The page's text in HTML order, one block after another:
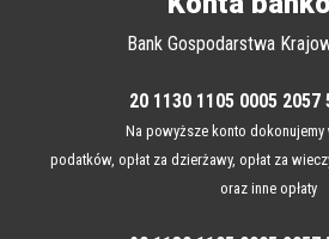
Konta
Bank Gospodarstwa
Na powyższe konto dokonujemy
podatków, opłat za dzierżawy, opłat za
oraz inne opłaty